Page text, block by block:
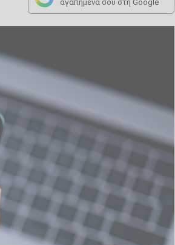
αγαπημένα σου στη Google